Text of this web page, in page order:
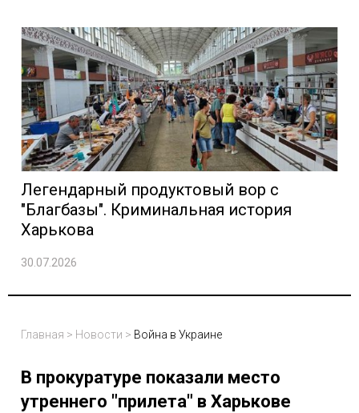
Легендарный продуктовый вор с
"Благбазы". Криминальная история
Харькова
30.07.2026
Главная > Новости > Война в Украине
В прокуратуре показали место
утреннего "прилета" в Харькове